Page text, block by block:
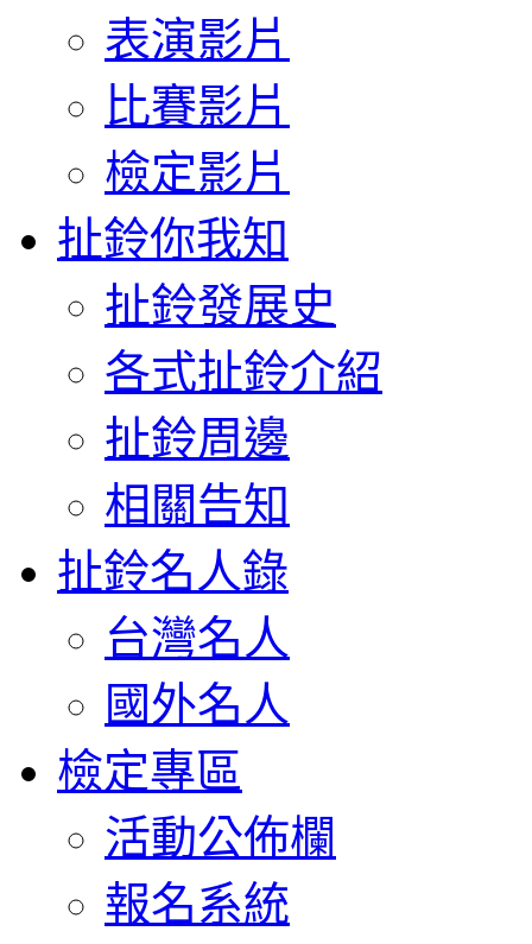
表演影片
比賽影片
檢定影片
扯鈴你我知
扯鈴發展史
各式扯鈴介紹
扯鈴周邊
相關告知
扯鈴名人錄
台灣名人
國外名人
檢定專區
活動公佈欄
報名系統